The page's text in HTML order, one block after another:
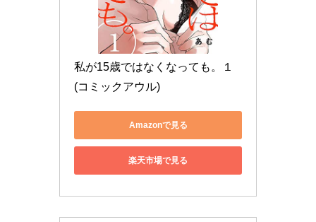
私が15歳ではなくなっても。１
(コミックアウル)
Amazonで見る
楽天市場で見る